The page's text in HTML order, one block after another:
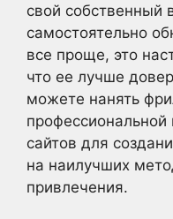
свой собственный
самостоятельно
все проще, это
что ее лучше
можете нанять
сайтов для
на наилучших
привлечения.